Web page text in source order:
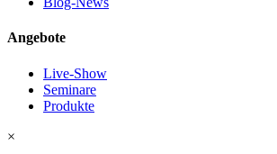
Angebote
Live-Show
Seminare
Produkte
×